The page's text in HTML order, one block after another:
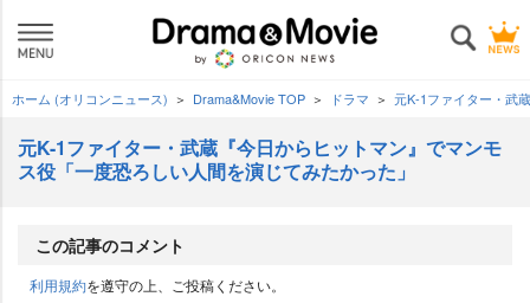
ホーム (オリコンニュース) Drama&Movie TOP ドラマ 元K-1ファイター・武
元K-1ファイター・武蔵『今日からヒットマン』でマンモ
ス役「一度恐ろしい人間を演じてみたかった」
この記事のコメント
利用規約を遵守の上、ご投稿ください。